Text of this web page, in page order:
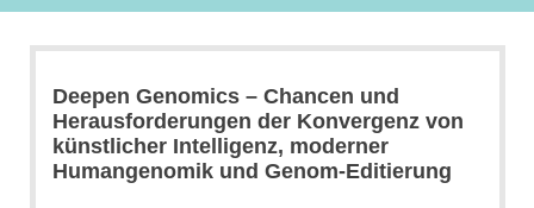
Deepen Genomics – Chancen und
Herausforderungen der Konvergenz von
künstlicher Intelligenz, moderner
Humangenomik und Genom-Editierung